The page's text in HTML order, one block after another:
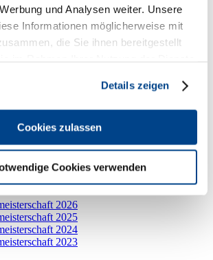
und Analysen weiter. Unsere
Informationen möglicherweise mit
die Sie ihnen bereitgestellt
unsere Webseite weiterhin nutzen.
Details zeigen
Cookies zulassen
Cookies verwenden
Begleiter
Rheinland-Pfalz
2026
2025
2024
2023